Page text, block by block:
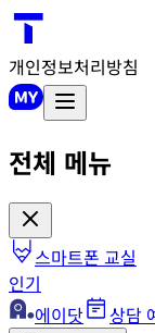
개인정보처리방침
전체 메뉴
스마트폰 교실
인기
에이닷
상담